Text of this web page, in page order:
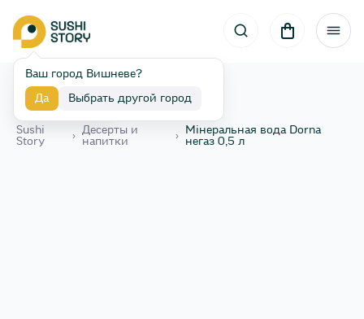
Ваш город Вишневе?
Да Выбрать другой город
Назад
Sushi
Story
› Десерты и
напитки
›
Мінеральная вода Dorna
негаз 0,5 л